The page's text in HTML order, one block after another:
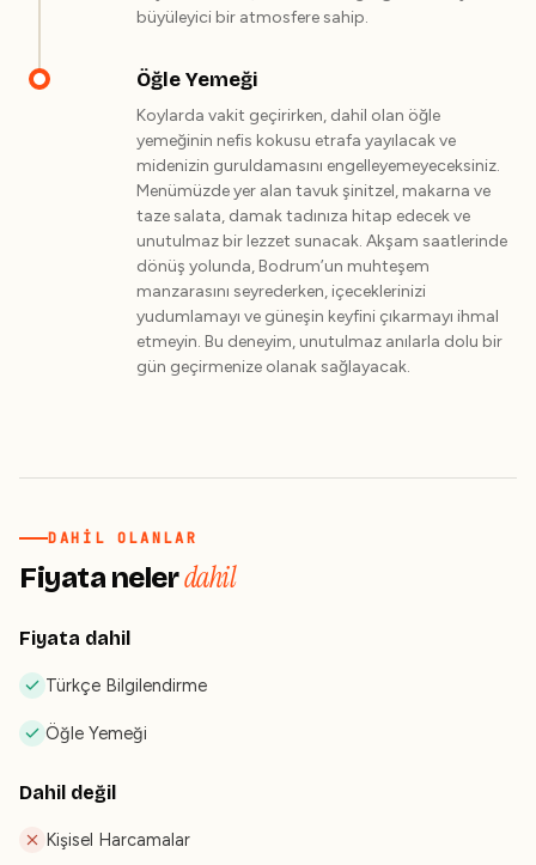
büyüleyici bir atmosfere sahip.
Öğle Yemeği
Koylarda vakit geçirirken, dahil olan öğle
yemeğinin nefis kokusu etrafa yayılacak ve
midenizin guruldamasını engelleyemeyeceksiniz.
Menümüzde yer alan tavuk şinitzel, makarna ve
taze salata, damak tadınıza hitap edecek ve
unutulmaz bir lezzet sunacak. Akşam saatlerinde
dönüş yolunda, Bodrum’un muhteşem
manzarasını seyrederken, içeceklerinizi
yudumlamayı ve güneşin keyfini çıkarmayı ihmal
etmeyin. Bu deneyim, unutulmaz anılarla dolu bir
gün geçirmenize olanak sağlayacak.
DAHIL OLANLAR
Fiyata nelerdahil
Fiyata dahil
Türkçe Bilgilendirme
Öğle Yemeği
Dahil değil
Kişisel Harcamalar